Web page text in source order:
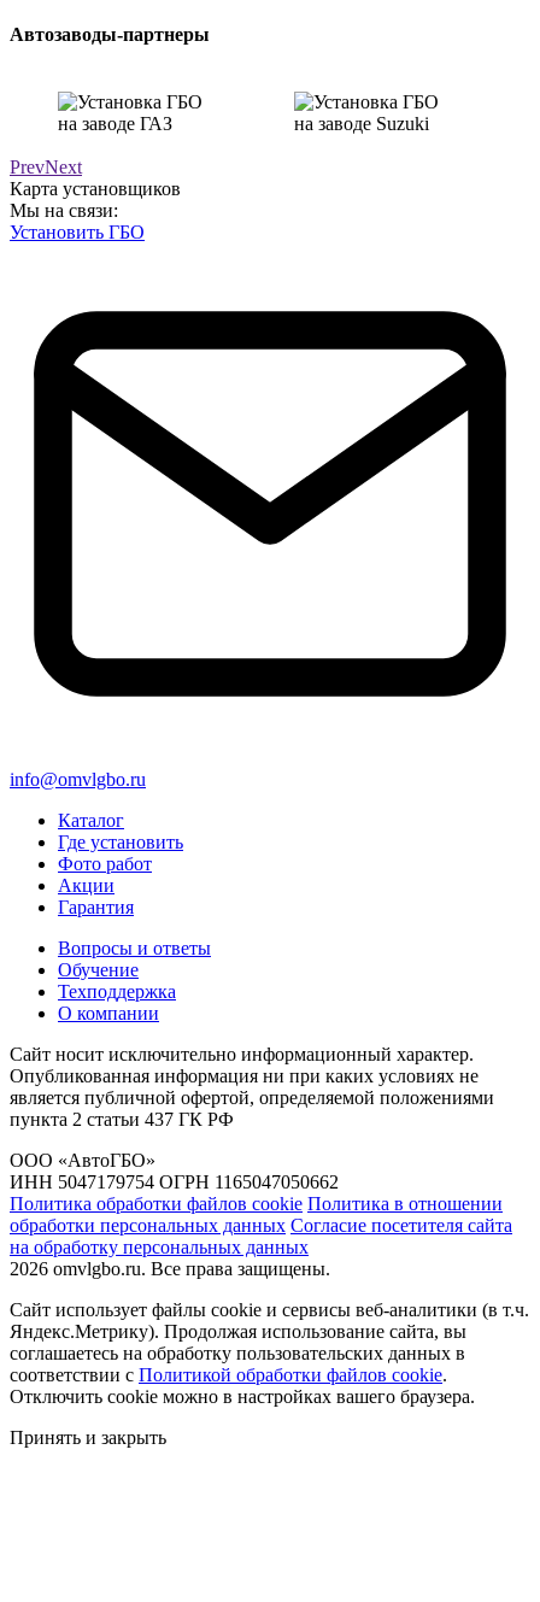
Автозаводы-партнеры
PrevNext
Карта установщиков
Мы на связи:
Установить ГБО
info@omvlgbo.ru
Каталог
Где установить
Фото работ
Акции
Гарантия
Вопросы и ответы
Обучение
Техподдержка
О компании
Сайт носит исключительно информационный характер.
Опубликованная информация ни при каких условиях не
является публичной офертой, определяемой положениями
пункта 2 статьи 437 ГК РФ
ООО «АвтоГБО»
ИНН 5047179754 ОГРН 1165047050662
Политика обработки файлов cookie Политика в отношении
обработки персональных данных Согласие посетителя сайта
на обработку персональных данных
2026 omvlgbo.ru. Все права защищены.
Сайт использует файлы cookie и сервисы веб-аналитики (в т.ч.
Яндекс.Метрику). Продолжая использование сайта, вы
соглашаетесь на обработку пользовательских данных в
соответствии с Политикой обработки файлов cookie.
Отключить cookie можно в настройках вашего браузера.
Принять и закрыть